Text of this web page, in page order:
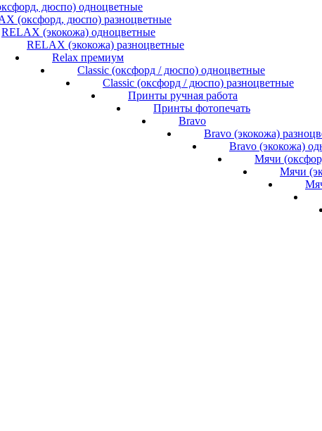
дюспо) одноцветные
(оксфорд, дюспо) разноцветные
RELAX (экокожа) одноцветные
RELAX (экокожа) разноцветные
Relax премиум
Classic (оксфорд / дюспо) одноцветные
Classic (оксфорд / дюспо) разноцветные
Принты ручная работа
Принты фотопечать
Bravo
Bravo (экокожа)
Bravo (экокожа)
Мячи
Мячи